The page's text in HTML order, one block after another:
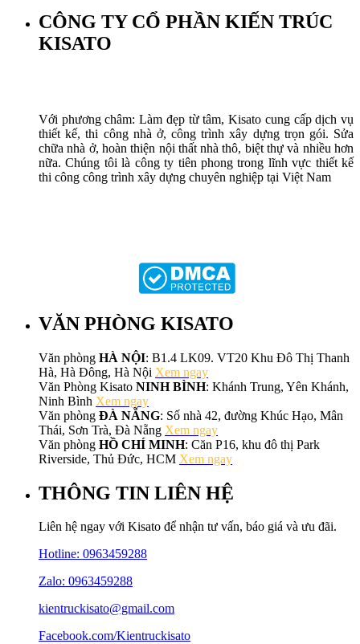
CÔNG TY CỔ PHẦN KIẾN TRÚC
KISATO
Với phương châm: Làm đẹp từ tâm, Kisato cung cấp dịch vụ
thiết kế, thi công nhà ở, công trình xây dựng trọn gói. Sửa
chữa nhà ở, hoàn thiện nội thất nhà thô, biệt thự và nhiều hơn
nữa. Chúng tôi là công ty tiên phong trong lĩnh vực thiết kế
thi công công trình xây dựng chuyên nghiệp tại Việt Nam
VĂN PHÒNG KISATO
Văn phòng HÀ NỘI: B1.4 LK09. VT20 Khu Đô Thị Thanh
Hà, Hà Đông, Hà Nội Xem ngay
Văn Phòng Kisato NINH BÌNH: Khánh Trung, Yên Khánh,
Ninh Bình Xem ngay
Văn phòng ĐÀ NẴNG: Số nhà 42, đường Khúc Hạo, Mân
Thái, Sơn Trà, Đà Nẵng Xem ngay
Văn phòng HỒ CHÍ MINH: Căn P16, khu đô thị Park
Riverside, Thủ Đức, HCM Xem ngay
THÔNG TIN LIÊN HỆ
Liên hệ ngay với Kisato để nhận tư vấn, báo giá và ưu đãi.
Hotline: 0963459288
Zalo: 0963459288
kientruckisato@gmail.com
Facebook.com/Kientruckisato